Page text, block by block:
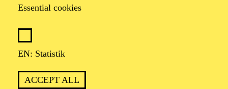
Essential cookies
EN: Statistik
ACCEPT ALL